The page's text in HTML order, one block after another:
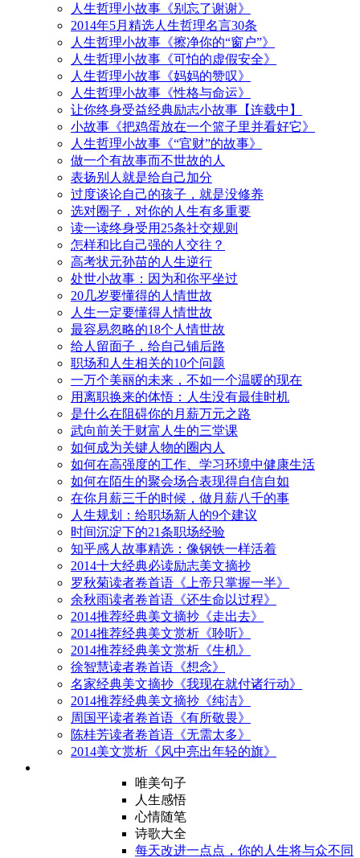
人生哲理小故事《别忘了谢谢》
2014年5月精选人生哲理名言30条
人生哲理小故事《擦净你的“窗户”》
人生哲理小故事《可怕的虚假安全》
人生哲理小故事《妈妈的赞叹》
人生哲理小故事《性格与命运》
让你终身受益经典励志小故事【连载中】
小故事《把鸡蛋放在一个篮子里并看好它》
人生哲理小故事《“官财”的故事》
做一个有故事而不世故的人
表扬别人就是给自己加分
过度谈论自己的孩子，就是没修养
选对圈子，对你的人生有多重要
读一读终身受用25条社交规则
怎样和比自己强的人交往？
高考状元孙苗的人生逆行
处世小故事：因为和你平坐过
20几岁要懂得的人情世故
人生一定要懂得人情世故
最容易忽略的18个人情世故
给人留面子，给自己铺后路
职场和人生相关的10个问题
一万个美丽的未来，不如一个温暖的现在
用离职换来的体悟：人生没有最佳时机
是什么在阻碍你的月薪万元之路
武向前关于财富人生的三堂课
如何成为关键人物的圈内人
如何在高强度的工作、学习环境中健康生活
如何在陌生的聚会场合表现得自信自如
在你月薪三千的时候，做月薪八千的事
人生规划：给职场新人的9个建议
时间沉淀下的21条职场经验
知乎感人故事精选：像钢铁一样活着
2014十大经典必读励志美文摘抄
罗秋菊读者卷首语《上帝只掌握一半》
余秋雨读者卷首语《还生命以过程》
2014推荐经典美文摘抄《走出去》
2014推荐经典美文赏析《聆听》
2014推荐经典美文赏析《生机》
徐智慧读者卷首语《想念》
名家经典美文摘抄《我现在就付诸行动》
2014推荐经典美文摘抄《纯洁》
周国平读者卷首语《有所敬畏》
陈桂芳读者卷首语《无需太多》
2014美文赏析《风中亮出年轻的旗》
唯美句子
人生感悟
心情随笔
诗歌大全
每天改进一点点，你的人生将与众不同